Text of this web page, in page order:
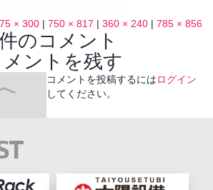
× 300 | 750 × 817 | 360 × 240 | 785 × 856
のコメント
メントを残す
コメントを投稿するにはログイン
してください。